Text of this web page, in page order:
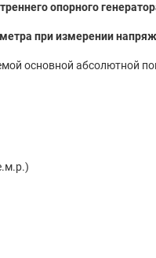
опорного
при измерении
основной абсолютной